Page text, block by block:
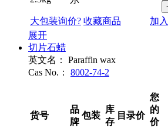
大包装询价? 收藏商品
加
展开
切片石蜡
英文名：
Paraffin wax
Cas No.：
8002-74-2
货号
品
牌
包装
库
存
目录价
您
的
价